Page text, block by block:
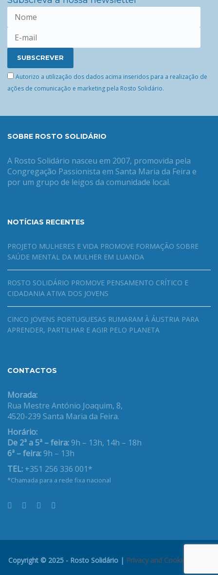
Autorizo a utilização dos dados acima inseridos para a realização de
ações de comunicação e marketing pela Rosto Solidário.
SOBRE ROSTO SOLIDÁRIO
A Rosto Solidário nasceu em 2007, promovida pela
Congregação Passionista em Santa Maria da Feira e
por um grupo de leigos da comunidade local.
NOTÍCIAS RECENTES
PROJETO MULHERES E VIDA PROMOVE FORMAÇÃO SOBRE
SAÚDE MENTAL DA MULHER EM LUANDA
ROSTO SOLIDÁRIO PROMOVE PENSAMENTO CRÍTICO E
CIDADANIA ATIVA DOS JOVENS
CINCO JOVENS PORTUGUESAS RUMARAM À ÁUSTRIA PARA
APRENDER, PARTILHAR E AGIR PELO PLANETA
CONTACTOS
Morada:
Rua Mestre António Joaquim, 8,
4520-239 Santa Maria da Feira.
Horário:
De 2ª a 5ª – feira: 9h – 13h, 14h – 18h
6ª – feira: 9h – 13h
TEL: +351 256 336 001*
*Chamada para a rede fixa nacional
Copyright © 2025 - Rosto Solidário | Privacy and Cookies Policy